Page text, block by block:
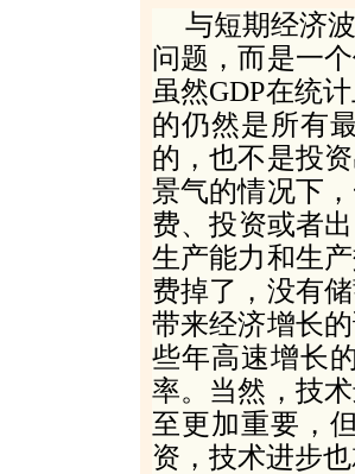
与短期经济
问题，而是一
虽然GDP在统
的仍然是所有
的，也不是投
景气的情况下
费、投资或者
生产能力和生
费掉了，没有
带来经济增长
些年高速增长
率。当然，技
至更加重要，
资，技术进步